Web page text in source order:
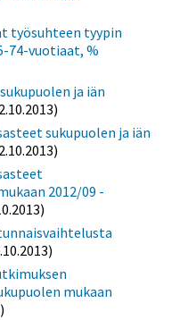
työsuhteen tyypin
74-vuotiaat, %
ja iän
sukupuolen ja iän
2012/09 -
mukaan